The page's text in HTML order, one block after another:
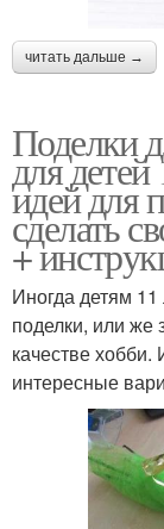
читать дальше →
Поделки
для
идей для
сделать
+
Иногда детям 11
поделки, или же
качестве хобби.
интересные